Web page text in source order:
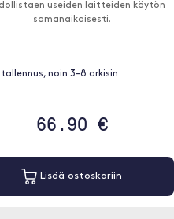
useiden laitteiden käytön
samanaikaisesti.
noin 3-8 arkisin
66.90 €
Lisää ostoskoriin